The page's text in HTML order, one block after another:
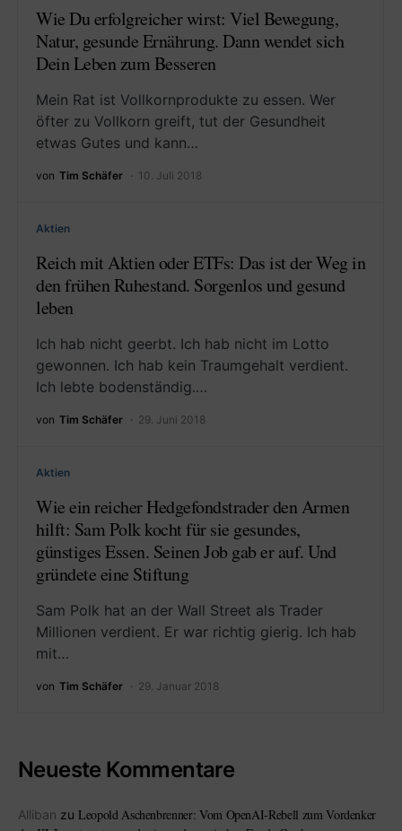
Wie Du erfolgreicher wirst: Viel Bewegung,
Natur, gesunde Ernährung. Dann wendet sich
Dein Leben zum Besseren
Mein Rat ist Vollkornprodukte zu essen. Wer
öfter zu Vollkorn greift, tut der Gesundheit
etwas Gutes und kann…
von Tim Schäfer 10. Juli 2018
Aktien
Reich mit Aktien oder ETFs: Das ist der Weg in
den frühen Ruhestand. Sorgenlos und gesund
leben
Ich hab nicht geerbt. Ich hab nicht im Lotto
gewonnen. Ich hab kein Traumgehalt verdient.
Ich lebte bodenständig.…
von Tim Schäfer 29. Juni 2018
Aktien
Wie ein reicher Hedgefondstrader den Armen
hilft: Sam Polk kocht für sie gesundes,
günstiges Essen. Seinen Job gab er auf. Und
gründete eine Stiftung
Sam Polk hat an der Wall Street als Trader
Millionen verdient. Er war richtig gierig. Ich hab
mit…
von Tim Schäfer 29. Januar 2018
Neueste Kommentare
Alliban zu Leopold Aschenbrenner: Vom OpenAI-Rebell zum Vordenker